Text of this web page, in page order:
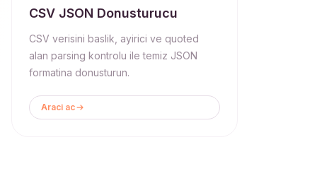
CSV JSON Donusturucu
CSV verisini baslik, ayirici ve quoted
alan parsing kontrolu ile temiz JSON
formatina donusturun.
Araci ac